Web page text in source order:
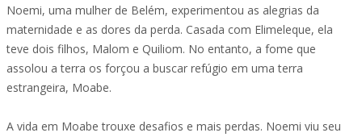
Noemi, uma mulher de Belém, experimentou as alegrias da
maternidade e as dores da perda. Casada com Elimeleque, ela
teve dois filhos, Malom e Quiliom. No entanto, a fome que
assolou a terra os forçou a buscar refúgio em uma terra
estrangeira, Moabe.
A vida em Moabe trouxe desafios e mais perdas. Noemi viu seu